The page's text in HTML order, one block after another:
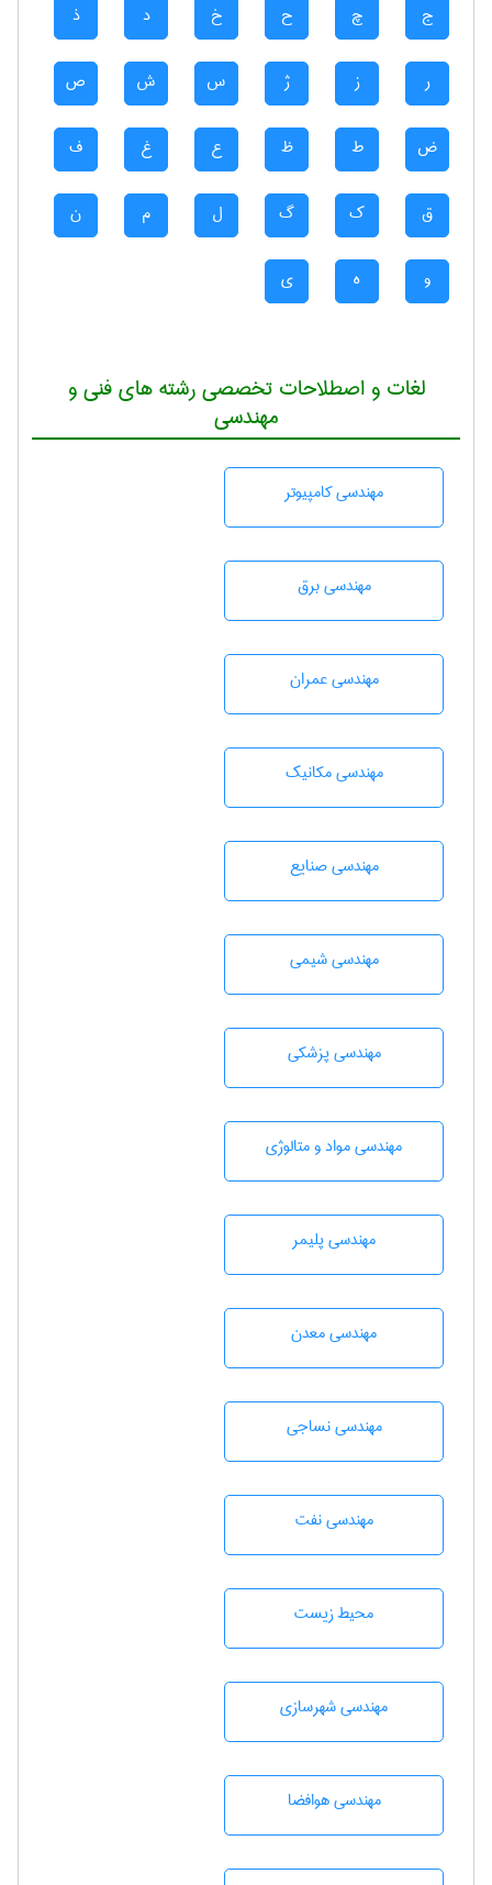
ج چ ح خ د ذ
ر ز ژ س ش ص
ض ط ظ ع غ ف
ق ک گ ل م ن
و ه ی
لغات و اصطلاحات تخصصی رشته های فنی و
مهندسی
مهندسی كامپيوتر
مهندسی برق
مهندسی عمران
مهندسی مکانیک
مهندسی صنايع
مهندسي شيمی
مهندسی پزشکی
مهندسی مواد و متالوژی
مهندسی پليمر
مهندسی معدن
مهندسي نساجی
مهندسی نفت
محيط زيست
مهندسی شهرسازی
مهندسی هوافضا